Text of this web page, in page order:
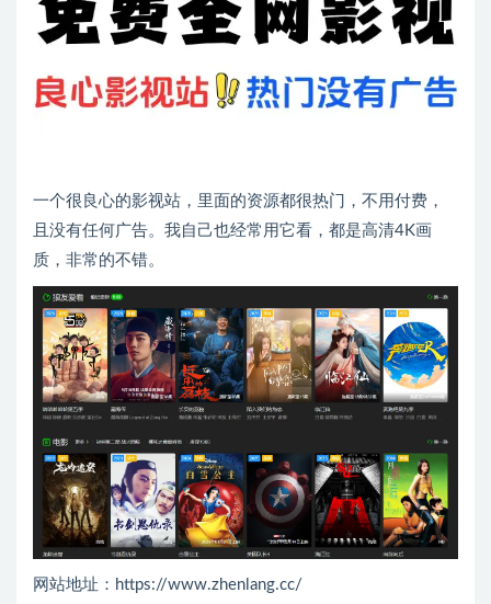
一个很良心的影视站，里面的资源都很热门，不用付费，
且没有任何广告。我自己也经常用它看，都是高清4K画
质，非常的不错。
网站地址：https://www.zhenlang.cc/